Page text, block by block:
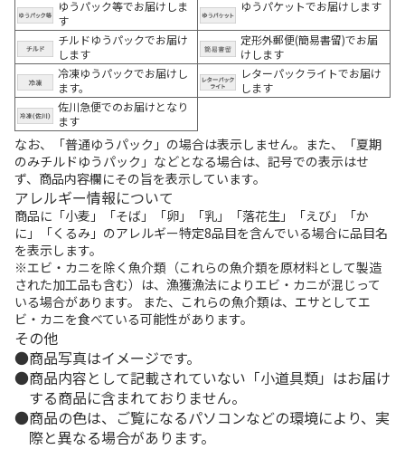
ゆうパック等でお届けしま
す
ゆうパケットでお届けします
チルドゆうパックでお届け
します
定形外郵便(簡易書留)でお届
けします
冷凍ゆうパックでお届けし
ます。
レターパックライトでお届け
します
佐川急便でのお届けとなり
ます
なお、「普通ゆうパック」の場合は表示しません。また、「夏期
のみチルドゆうパック」などとなる場合は、記号での表示はせ
ず、商品内容欄にその旨を表示しています。
アレルギー情報について
商品に「小麦」「そば」「卵」「乳」「落花生」「えび」「か
に」「くるみ」のアレルギー特定8品目を含んでいる場合に品目名
を表示します。
※エビ・カニを除く魚介類（これらの魚介類を原材料として製造
された加工品も含む）は、漁獲漁法によりエビ・カニが混じって
いる場合があります。 また、これらの魚介類は、エサとしてエ
ビ・カニを食べている可能性があります。
その他
商品写真はイメージです。
商品内容として記載されていない「小道具類」はお届け
する商品に含まれておりません。
商品の色は、ご覧になるパソコンなどの環境により、実
際と異なる場合があります。